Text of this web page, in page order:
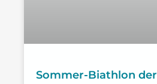
Sommer-Biathlon der